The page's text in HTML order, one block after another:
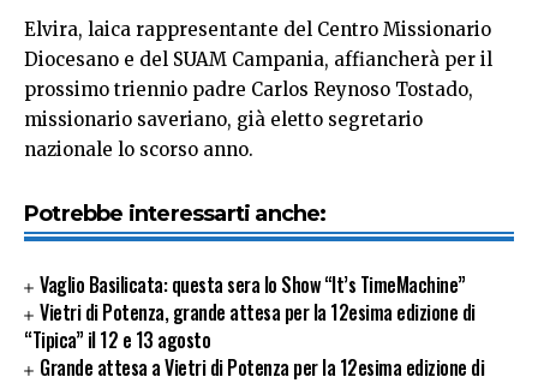
Elvira, laica rappresentante del Centro Missionario
Diocesano e del SUAM Campania, affiancherà per il
prossimo triennio padre Carlos Reynoso Tostado,
missionario saveriano, già eletto segretario
nazionale lo scorso anno.
Potrebbe interessarti anche:
Vaglio Basilicata: questa sera lo Show “It’s TimeMachine”
Vietri di Potenza, grande attesa per la 12esima edizione di
“Tipica” il 12 e 13 agosto
Grande attesa a Vietri di Potenza per la 12esima edizione di